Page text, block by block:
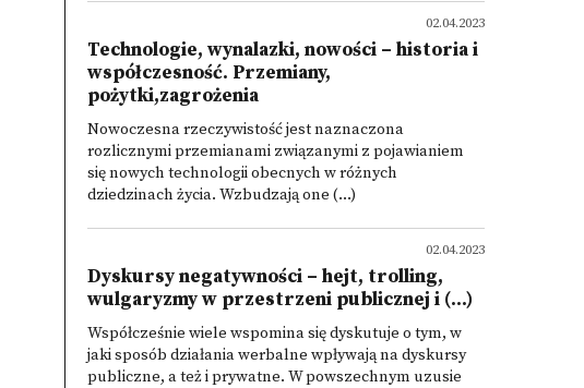
02.04.2023
Technologie, wynalazki, nowości – historia i
współczesność. Przemiany,
pożytki,zagrożenia
Nowoczesna rzeczywistość jest naznaczona
rozlicznymi przemianami związanymi z pojawianiem
się nowych technologii obecnych w różnych
dziedzinach życia. Wzbudzają one (...)
02.04.2023
Dyskursy negatywności – hejt, trolling,
wulgaryzmy w przestrzeni publicznej i (...)
Współcześnie wiele wspomina się dyskutuje o tym, w
jaki sposób działania werbalne wpływają na dyskursy
publiczne, a też i prywatne. W powszechnym uzusie